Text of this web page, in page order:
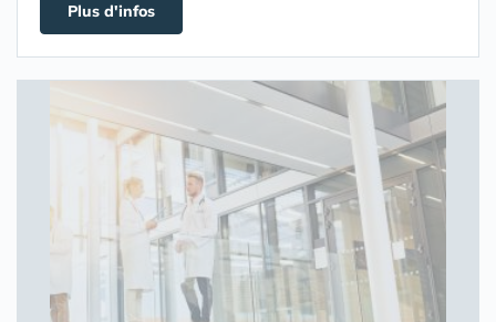
Plus d'infos